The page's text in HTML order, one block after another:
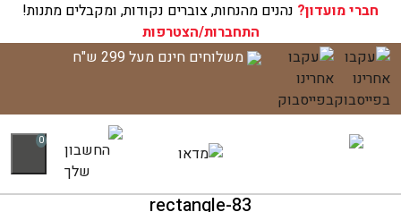
חברי מועדון? נהנים מהנחות, צוברים נקודות, ומקבלים מתנות!
התחברות/הצטרפות
דלג
לתוכן
משלוחים חינם מעל 299 ש"ח
0
עגלת הקניות שלך ריקה כעת!
rectangle-83